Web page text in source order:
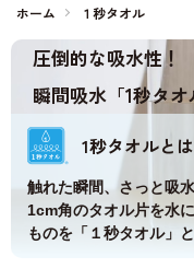
ホーム １秒タオル
圧倒的な吸水性！
瞬間吸水「1秒タ
1秒タオルとは
触れた瞬間、さっと吸
1cm角のタオル片を水
ものを「１秒タオル」